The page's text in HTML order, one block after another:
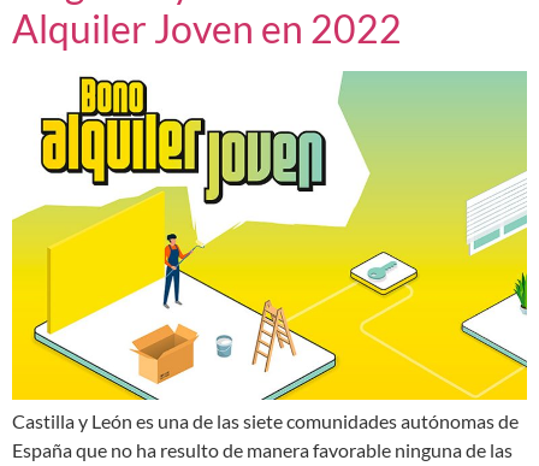
Alquiler Joven en 2022
Castilla y León es una de las siete comunidades autónomas de
España que no ha resulto de manera favorable ninguna de las